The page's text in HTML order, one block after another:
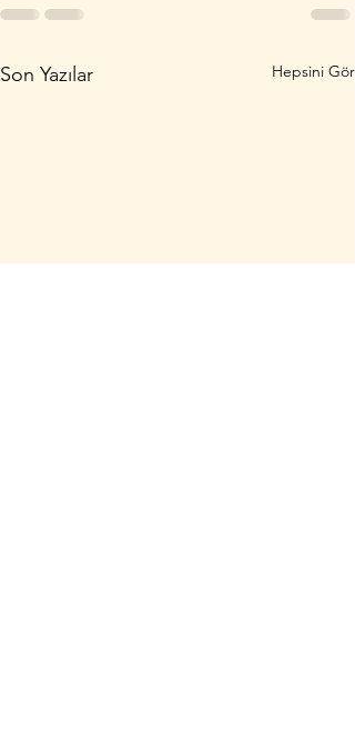
Son Yazılar Hepsini Gör